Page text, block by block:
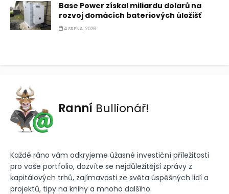
Base Power získal miliardu dolarů na
rozvoj domácích bateriových úložišť
4 SRPNA, 2026
Ranní Bullionář!
Každé ráno vám odkryjeme úžasné investiční příležitosti
pro vaše portfolio, dozvíte se nejdůležitější zprávy z
kapitálových trhů, zajímavosti ze světa úspěšných lidí a
projektů, tipy na knihy a mnoho dalšího.